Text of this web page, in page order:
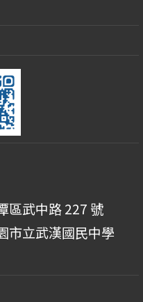
區武中路 227 號
市立武漢國民中學